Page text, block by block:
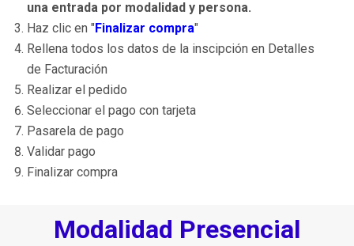
una entrada por modalidad y persona.
Haz clic en "Finalizar compra"
Rellena todos los datos de la inscipción en Detalles
de Facturación
Realizar el pedido
Seleccionar el pago con tarjeta
Pasarela de pago
Validar pago
Finalizar compra
Modalidad Presencial